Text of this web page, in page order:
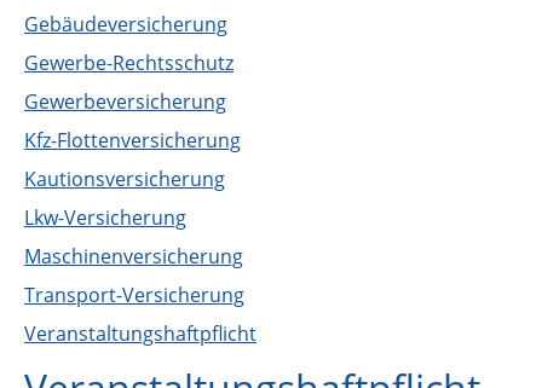
Gebäudeversicherung
Gewerbe-Rechtsschutz
Gewerbeversicherung
Kfz-Flottenversicherung
Kautionsversicherung
Lkw-Versicherung
Maschinenversicherung
Transport-Versicherung
Veranstaltungshaftpflicht